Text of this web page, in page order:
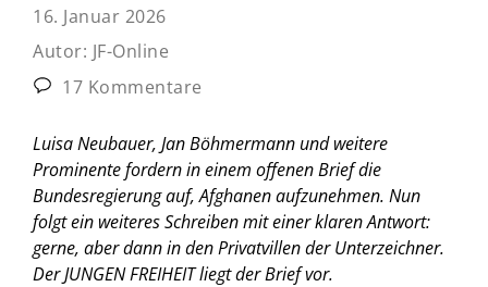
16. Januar 2026
Autor: JF-Online
17 Kommentare
Luisa Neubauer, Jan Böhmermann und weitere
Prominente fordern in einem offenen Brief die
Bundesregierung auf, Afghanen aufzunehmen. Nun
folgt ein weiteres Schreiben mit einer klaren Antwort:
gerne, aber dann in den Privatvillen der Unterzeichner.
Der JUNGEN FREIHEIT liegt der Brief vor.